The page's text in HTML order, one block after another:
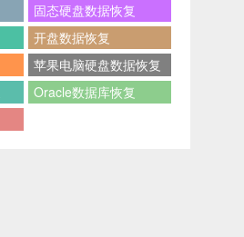
固态硬盘数据恢复
开盘数据恢复
苹果电脑硬盘数据恢复
Oracle数据库恢复